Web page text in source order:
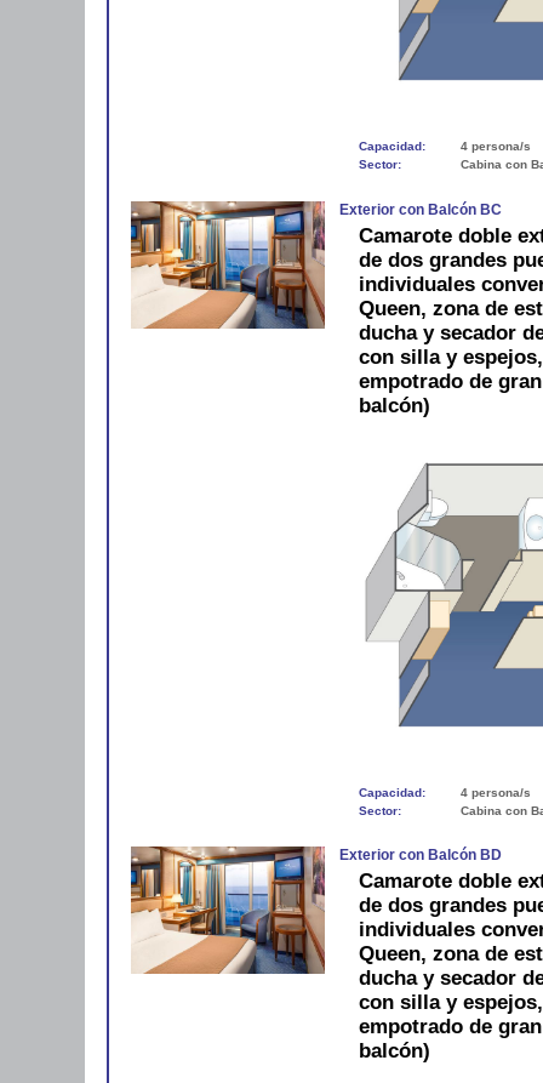
Capacidad:
4 persona/s
Sector:
Cabina con
Exterior con Balcón BC
Camarote doble
de dos grandes
individuales
Queen, zona de
ducha y secador
con silla y
empotrado de
balcón)
Capacidad:
4 persona/s
Sector:
Cabina con
Exterior con Balcón BD
Camarote doble
de dos grandes
individuales
Queen, zona de
ducha y secador
con silla y
empotrado de
balcón)